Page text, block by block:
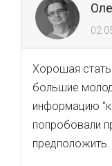
Хорошая
большие
информацию
попробовали
предположить.